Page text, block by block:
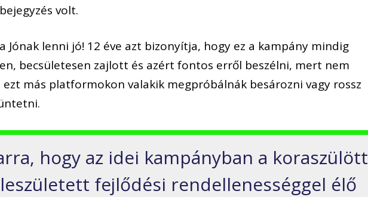
volt.
Jónak lenni jó! 12 éve azt bizonyítja, hogy ez a kampány mindig
becsületesen zajlott és azért fontos erről beszélni, mert nem
ezt más platformokon valakik megpróbálnák besározni vagy rossz
hogy az idei kampányban a koraszülött
fejlődési rendellenességgel élő